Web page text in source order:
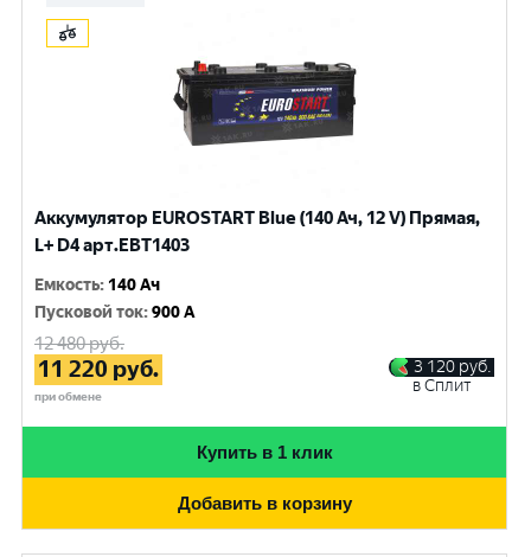
Аккумулятор EUROSTART Blue (140 Ач, 12 V) Прямая,
L+ D4 арт.EBT1403
Емкость: 140 Ач
Пусковой ток:900 A
12 480руб.
11 220 руб.
при обмене
3 120 руб.
в Сплит
Купить в 1 клик
Добавить в корзину